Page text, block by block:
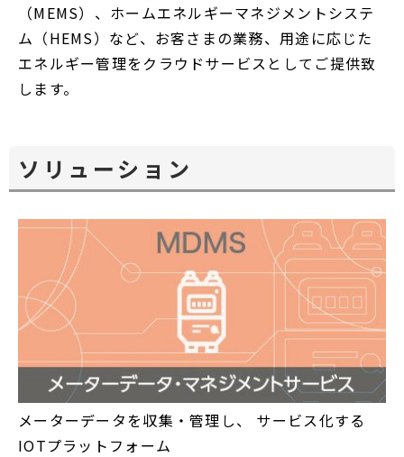
（MEMS）、ホームエネルギーマネジメントシステ
ム（HEMS）など、お客さまの業務、用途に応じた
エネルギー管理をクラウドサービスとしてご提供致
します。
ソリューション
メーターデータを収集・管理し、 サービス化する
IOTプラットフォーム